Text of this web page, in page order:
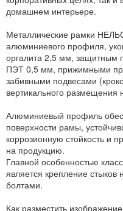
домашнем интерьере.
Металлические рамки
алюминиевого профиля,
оргалита 2,5 мм, защитным
ПЭТ 0,5 мм, прижимными
забивными подвесами
вертикального размещения
Алюминиевый профиль
поверхности рамы,
коррозионную стойкость и
на продукцию.
Главной особенностью
является крепление стыков
болтами.
Как разместить